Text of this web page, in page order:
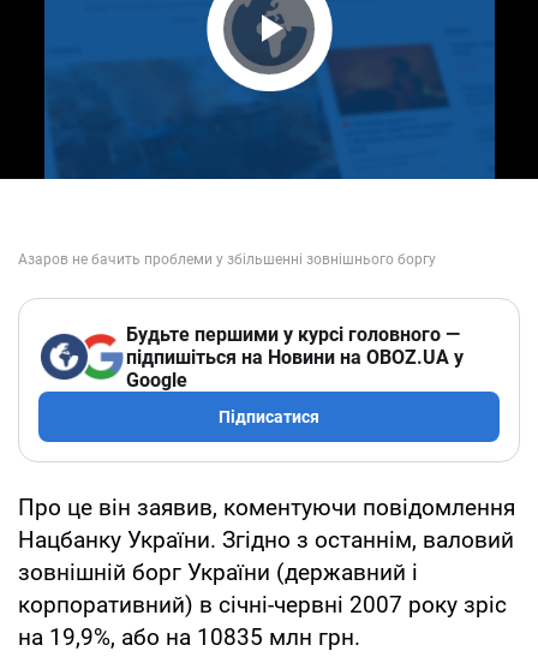
Play Video
Будьте першими у курсі головного —
підпишіться на Новини на OBOZ.UA у
Google
Підписатися
Про це він заявив, коментуючи повідомлення
Нацбанку України. Згідно з останнім, валовий
зовнішній борг України (державний і
корпоративний) в січні-червні 2007 року зріс
на 19,9%, або на 10835 млн грн.